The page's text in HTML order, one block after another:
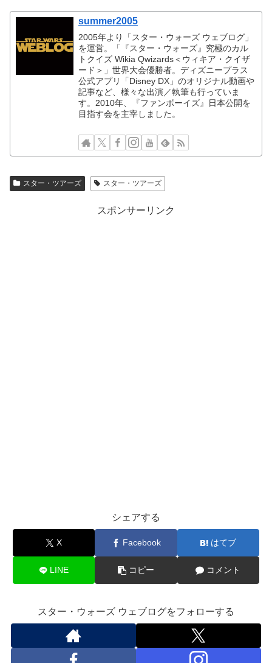
summer2005
2005年より「スター・ウォーズ ウェブログ」
を運営。「『スター・ウォーズ』究極のカル
トクイズ Wikia Qwizards＜ウィキア・クイザ
ード＞」世界大会優勝者。ディズニープラス
公式アプリ「Disney DX」のオリジナル動画や
記事など、様々な出演／執筆も行っていま
す。2010年、『ファンボーイズ』日本公開を
目指す会を主宰しました。
スター・ツアーズ スター・ツアーズ
スポンサーリンク
シェアする
X Facebook はてブ
LINE コピー コメント
スター・ウォーズ ウェブログをフォローする